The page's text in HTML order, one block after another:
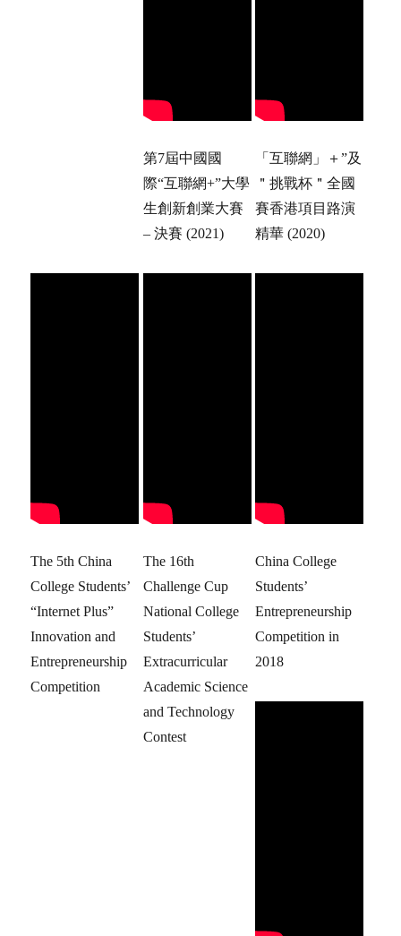
第7屆中國國
際“互聯網+”大學
生創新創業大賽
– 決賽 (2021)
「互聯網」＋”及
＂挑戰杯＂全國
賽香港項目路演
精華 (2020)
The 5th China
College Students’
“Internet Plus”
Innovation and
Entrepreneurship
Competition
The 16th
Challenge Cup
National College
Students’
Extracurricular
Academic Science
and Technology
Contest
China College
Students’
Entrepreneurship
Competition in
2018